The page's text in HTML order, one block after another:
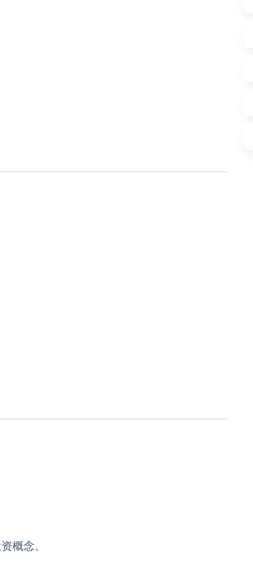
概念。
符，则极有可能为病毒版本。一定要在官方渠道中
记，切记，切记！！！